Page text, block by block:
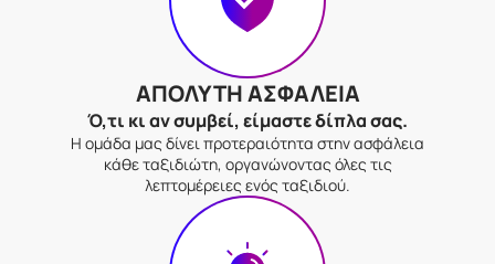
ΑΠΟΛΥΤΗ ΑΣΦΑΛΕΙΑ
Ό,τι κι αν συμβεί, είμαστε δίπλα σας.
Η ομάδα μας δίνει προτεραιότητα στην ασφάλεια
κάθε ταξιδιώτη, οργανώνοντας όλες τις
λεπτομέρειες ενός ταξιδιού.